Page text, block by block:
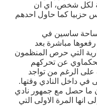
ليرة لبنانية لكل شخص، اي ان
حزبيا كما حاول احدهم
ساحة ساسين في
رفعوها مباشرة بعد
التي حرص المنظمون
عن تحركهم
الرغم من تواجد
في داخل النادي وقتها.
ما حصل مع جمهور نادي
انها المرة الاولى التي